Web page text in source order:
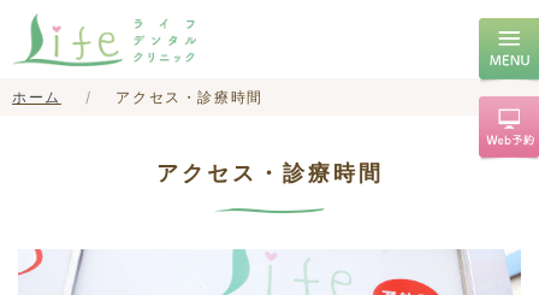
ホーム アクセス・診療時間
アクセス・診療時間